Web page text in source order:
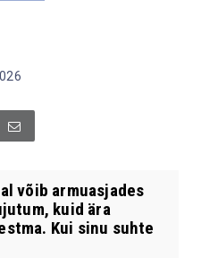
võib armuasjades
kuid ära
Kui sinu suhte